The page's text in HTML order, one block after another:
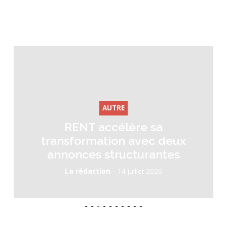
AUTRE
RENT accélère sa
transformation avec deux
annonces structurantes
La rédaction - 14 juillet 2026